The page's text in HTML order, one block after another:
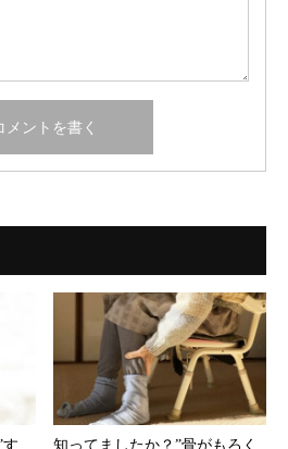
す
知ってましたか？”骨がもろく